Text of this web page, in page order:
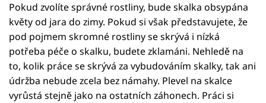
Pokud zvolíte správné rostliny, bude skalka obsypána
květy od jara do zimy. Pokud si však představujete, že
pod pojmem skromné rostliny se skrývá i nízká
potřeba péče o skalku, budete zklamáni. Nehledě na
to, kolik práce se skrývá za vybudováním skalky, tak ani
údržba nebude zcela bez námahy. Plevel na skalce
vyrůstá stejně jako na ostatních záhonech. Práci si